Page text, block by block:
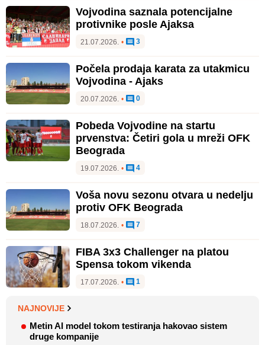
Vojvodina saznala potencijalne
protivnike posle Ajaksa
21.07.2026. • 3
Počela prodaja karata za utakmicu
Vojvodina - Ajaks
20.07.2026. • 0
Pobeda Vojvodine na startu
prvenstva: Četiri gola u mreži OFK
Beograda
19.07.2026. • 4
Voša novu sezonu otvara u nedelju
protiv OFK Beograda
18.07.2026. • 7
FIBA 3x3 Challenger na platou
Spensa tokom vikenda
17.07.2026. • 1
NAJNOVIJE
Metin AI model tokom testiranja hakovao sistem
druge kompanije